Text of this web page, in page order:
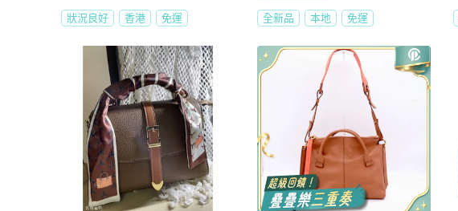
狀況良好 香港 免運 全新品 本地 免運